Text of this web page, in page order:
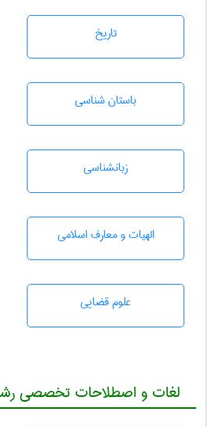
تاريخ
باستان شناسی
زبانشناسی
الهیات و معارف اسلامی
علوم قضایی
لغات و اصطلاحات تخصصی